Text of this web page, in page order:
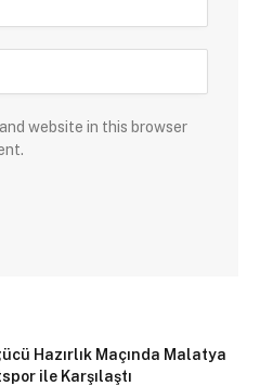
website in this browser
Hazırlık Maçında Malatya
ile Karşılaştı